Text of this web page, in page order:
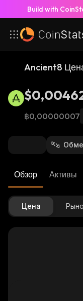
Build with
Ancient8
฿0,00000007
Обзор Активы
Цена